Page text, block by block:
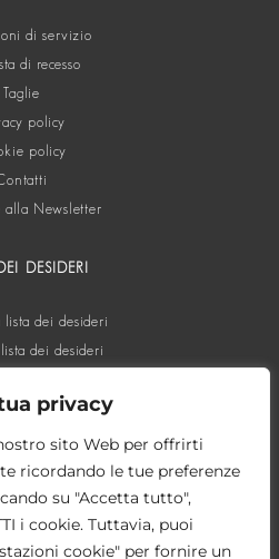
privacy
sito Web per offrirti
ricordando le tue preferenze
su "Accetta tutto",
i cookie. Tuttavia, puoi
cookie" per fornire un
di servizio
di recesso
Taglie
policy
policy
alla Newsletter
DESIDERI
lista dei desideri
dei desideri